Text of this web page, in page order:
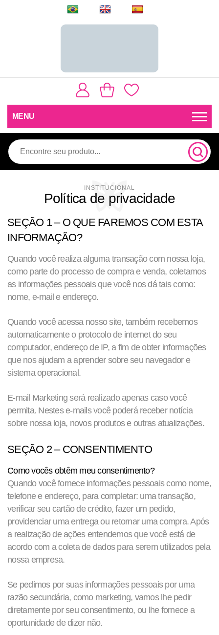
MENU
Política de privacidade
SEÇÃO 1 – O QUE FAREMOS COM ESTA
INFORMAÇÃO?
Quando você realiza alguma transação com nossa loja,
como parte do processo de compra e venda, coletamos
as informações pessoais que você nos dá tais como:
nome, e-mail e endereço.
Quando você acessa nosso site, também recebemos
automaticamente o protocolo de internet do seu
computador, endereço de IP, a fim de obter informações
que nos ajudam a aprender sobre seu navegador e
sistema operacional.
E-mail Marketing será realizado apenas caso você
permita. Nestes e-mails você poderá receber notícia
sobre nossa loja, novos produtos e outras atualizações.
SEÇÃO 2 – CONSENTIMENTO
Como vocês obtêm meu consentimento?
Quando você fornece informações pessoais como nome,
telefone e endereço, para completar: uma transação,
verificar seu cartão de crédito, fazer um pedido,
providenciar uma entrega ou retornar uma compra. Após
a realização de ações entendemos que você está de
acordo com a coleta de dados para serem utilizados pela
nossa empresa.
Se pedimos por suas informações pessoais por uma
razão secundária, como marketing, vamos lhe pedir
diretamente por seu consentimento, ou lhe fornece a
oportunidade de dizer não.